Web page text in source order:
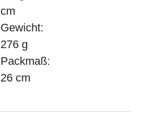
cm
Gewicht:
276 g
Packmaß:
26 cm